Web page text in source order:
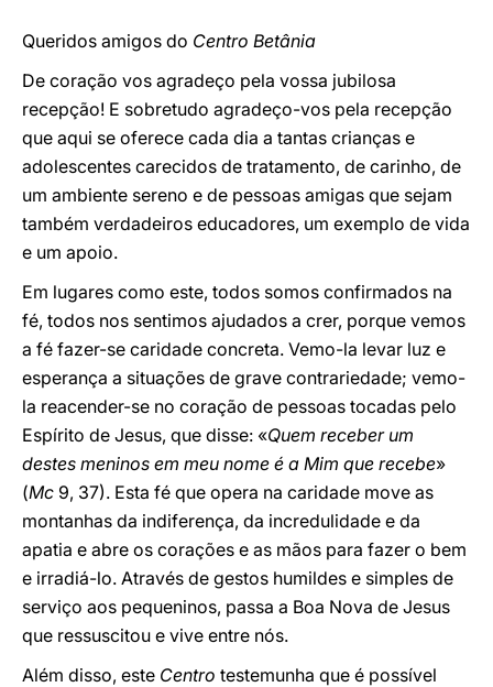
Queridos amigos do Centro Betânia
De coração vos agradeço pela vossa jubilosa
recepção! E sobretudo agradeço-vos pela recepção
que aqui se oferece cada dia a tantas crianças e
adolescentes carecidos de tratamento, de carinho, de
um ambiente sereno e de pessoas amigas que sejam
também verdadeiros educadores, um exemplo de vida
e um apoio.
Em lugares como este, todos somos confirmados na
fé, todos nos sentimos ajudados a crer, porque vemos
a fé fazer-se caridade concreta. Vemo-la levar luz e
esperança a situações de grave contrariedade; vemo-
la reacender-se no coração de pessoas tocadas pelo
Espírito de Jesus, que disse: «Quem receber um
destes meninos em meu nome é a Mim que recebe»
(Mc 9, 37). Esta fé que opera na caridade move as
montanhas da indiferença, da incredulidade e da
apatia e abre os corações e as mãos para fazer o bem
e irradiá-lo. Através de gestos humildes e simples de
serviço aos pequeninos, passa a Boa Nova de Jesus
que ressuscitou e vive entre nós.
Além disso, este Centro testemunha que é possível